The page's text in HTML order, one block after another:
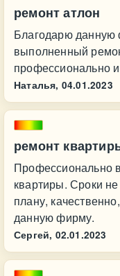
ремонт атлон
Благодарю данную
выполненный
профессионально
Наталья, 04.01.2023
ремонт
Профессионально
квартиры. Сроки
плану,
данную фирму.
Сергей, 02.01.2023